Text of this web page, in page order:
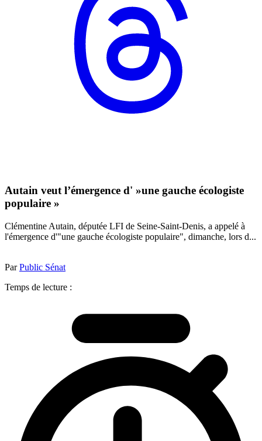
Autain veut l’émergence d' »une gauche écologiste
populaire »
Clémentine Autain, députée LFI de Seine-Saint-Denis, a appelé à
l'émergence d'"une gauche écologiste populaire", dimanche, lors d...
ParPublic Sénat
Temps de lecture :